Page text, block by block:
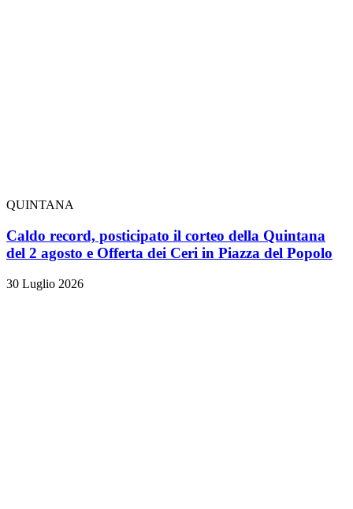
QUINTANA
Caldo record, posticipato il corteo della Quintana
del 2 agosto e Offerta dei Ceri in Piazza del Popolo
30 Luglio 2026